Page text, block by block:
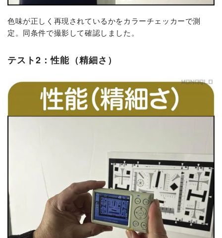
色味が正しく再現されているかをカラーチェッカーで測
定。同条件で撮影して確認しました。
テスト2：性能（精細さ）